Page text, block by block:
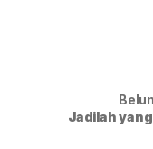
Jadilah